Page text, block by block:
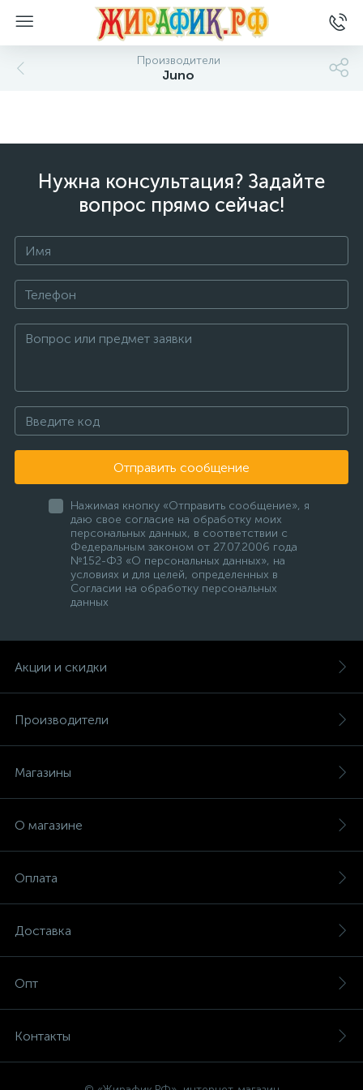
Производители
Juno
Нужна консультация? Задайте
вопрос прямо сейчас!
Отправить сообщение
Нажимая кнопку «Отправить сообщение», я
даю свое согласие на обработку моих
персональных данных, в соответствии с
Федеральным законом от 27.07.2006 года
№152-ФЗ «О персональных данных», на
условиях и для целей, определенных в
Согласии на обработку персональных
данных
Акции и скидки
Производители
Магазины
О магазине
Оплата
Доставка
Опт
Контакты